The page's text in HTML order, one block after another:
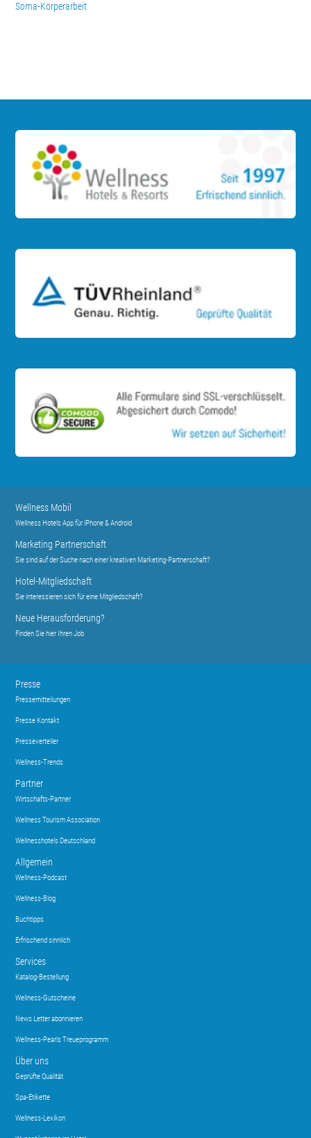
Soma-Körperarbeit
Wellness Mobil
Wellness Hotels App für iPhone & Android
Marketing Partnerschaft
Sie sind auf der Suche nach einer kreativen Marketing-Partnerschaft?
Hotel-Mitgliedschaft
Sie interessieren sich für eine Mitgliedschaft?
Neue Herausforderung?
Finden Sie hier Ihren Job
Presse
Pressemitteilungen
Presse Kontakt
Presseverteiler
Wellness-Trends
Partner
Wirtschafts-Partner
Wellness Tourism Association
Wellnesshotels Deutschland
Allgemein
Wellness-Podcast
Wellness-Blog
Buchtipps
Erfrischend sinnlich
Services
Katalog-Bestellung
Wellness-Gutscheine
News Letter abonnieren
Wellness-Pearls Treueprogramm
Über uns
Geprüfte Qualität
Spa-Etikette
Wellness-Lexikon